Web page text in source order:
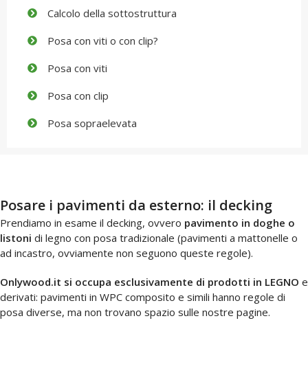
Calcolo della sottostruttura
Posa con viti o con clip?
Posa con viti
Posa con clip
Posa sopraelevata
Posare i pavimenti da esterno: il decking
Prendiamo in esame il decking, ovvero pavimento in doghe o
listoni di legno con posa tradizionale (pavimenti a mattonelle o
ad incastro, ovviamente non seguono queste regole).
Onlywood.it si occupa esclusivamente di prodotti in LEGNO e
derivati: pavimenti in WPC composito e simili hanno regole di
posa diverse, ma non trovano spazio sulle nostre pagine.